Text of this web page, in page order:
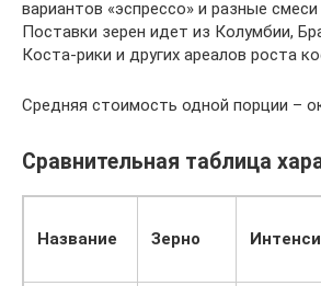
вариантов «эспрессо» и разные
Поставки зерен идет из Колумбии,
Коста-рики и других ареалов роста
Средняя стоимость одной порции –
Сравнительная таблица
Название Зерно